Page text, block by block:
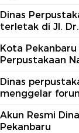
Dinas
terletak di Jl.
Kota
Perpustakaan
Dinas
menggelar
Akun Resmi
Pekanbaru